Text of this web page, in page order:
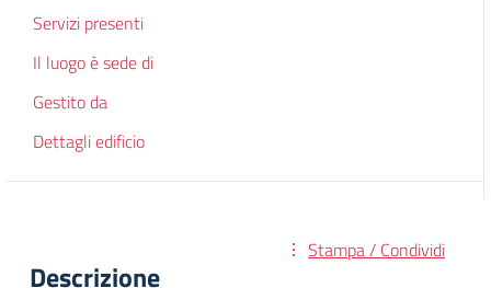
Servizi presenti
Il luogo è sede di
Gestito da
Dettagli edificio
Stampa / Condividi
Descrizione